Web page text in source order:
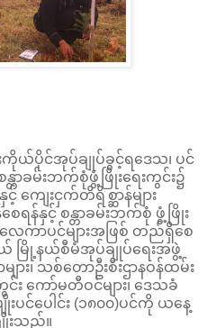
ကိုယ်ပိုင်အုပ်ချုပ်ခွင့်ရဒေသ၊ ပင်
တာခမ်းဘက်စုံဖွံ့ဖြိုးရေးကွင်း၌
ကျေးငှက်တိရိစ္ဆာန်များ
စေရန်နှင့် စန္တာခမ်းဘက်စုံ ဖွံ့ဖြိုး
လေကာပင်များအဖြစ် တည်ရှိစေ
ယ် မြို့နယ်စီမံအုပ်ချုပ်ရေးအဖွဲ့
များ၊ သစ်တောဦးစီးဌာနဝန်ထမ်း
င်း ကော်မတီဝင်များ၊ ဒေသခံ
းပင်ပေါင်း (၁၈၀၀)ပင်ကို ယနေ့
းသည်။